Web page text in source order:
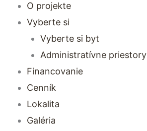
O projekte
Vyberte si
Vyberte si byt
Administratívne priestory
Financovanie
Cenník
Lokalita
Galéria